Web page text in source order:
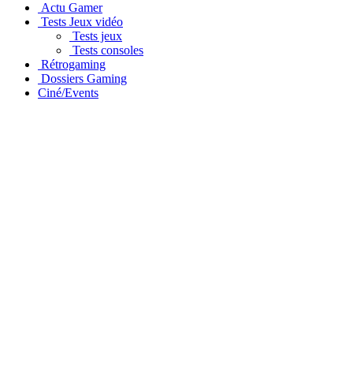
Actu Gamer
Tests Jeux vidéo
Tests jeux
Tests consoles
Rétrogaming
Dossiers Gaming
Ciné/Events